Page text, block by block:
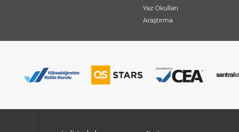
Yaz Okulları
Araştırma